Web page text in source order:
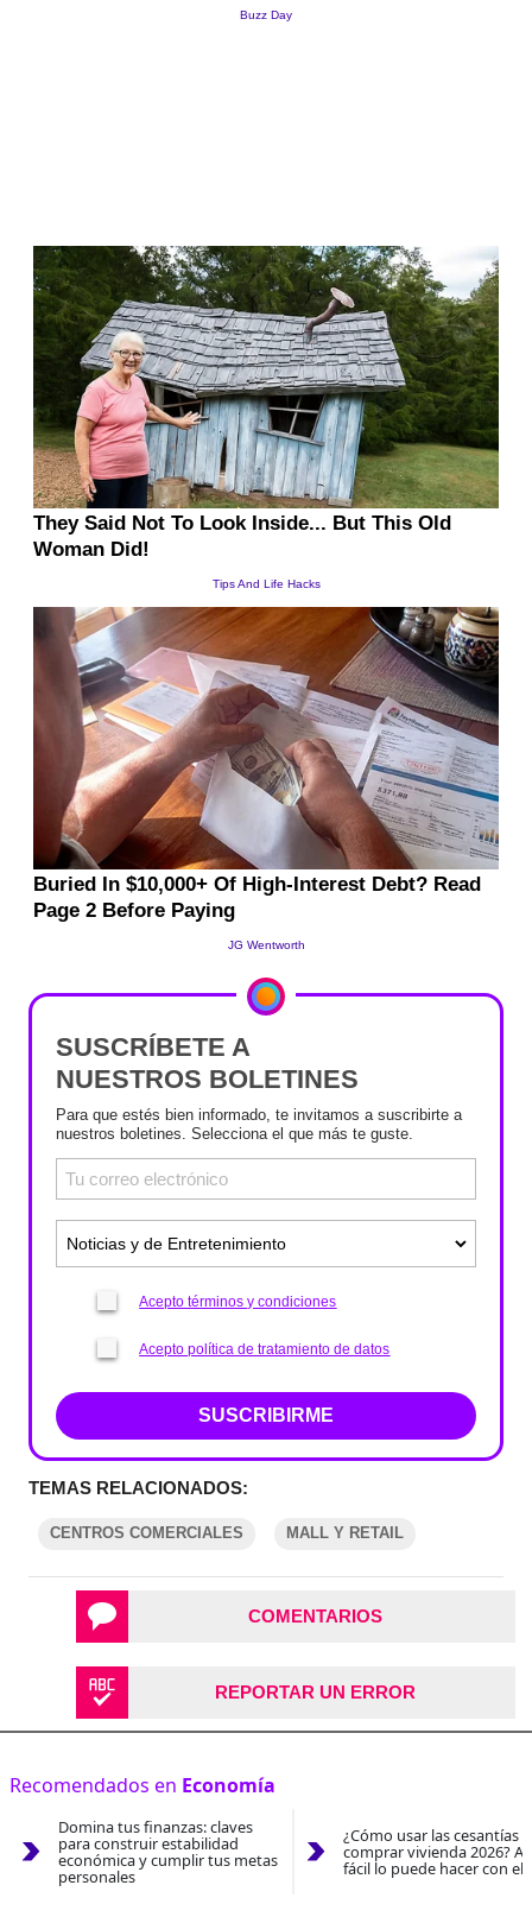
SUSCRÍBETE A
NUESTROS BOLETINES
Para que estés bien informado, te invitamos a suscribirte a
nuestros boletines. Selecciona el que más te guste.
Acepto términos y condiciones
Acepto política de tratamiento de datos
SUSCRIBIRME
TEMAS RELACIONADOS:
CENTROS COMERCIALES MALL Y RETAIL
COMENTARIOS
REPORTAR UN ERROR
Recomendados en Economía
Domina tus finanzas: claves
para construir estabilidad
económica y cumplir tus metas
personales
¿Cómo usar las cesantías
comprar vivienda 2026?
fácil lo puede hacer con el